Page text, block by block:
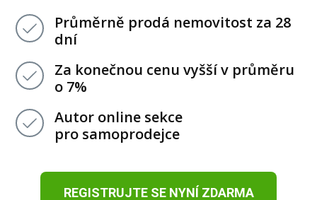
Průměrně prodá nemovitost za 28
dní
Za konečnou cenu vyšší v průměru
o 7%
Autor online sekce
pro samoprodejce
REGISTRUJTE SE NYNÍ ZDARMA